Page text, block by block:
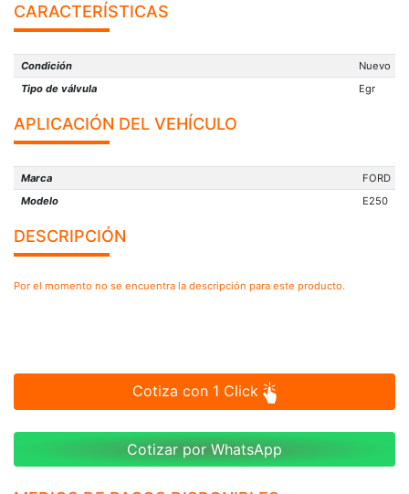
CARACTERÍSTICAS
Condición
Nuevo
Tipo de válvula
Egr
APLICACIÓN DEL VEHÍCULO
Marca
FORD
Modelo
E250
DESCRIPCIÓN
Por el momento no se encuentra la descripción para este producto.
Cotiza con 1 Click
Cotizar por WhatsApp